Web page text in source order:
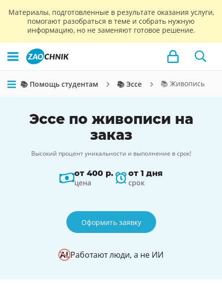
Материалы, подготовленные в результате оказания услуги,
помогают разобраться в теме и собрать нужную
информацию, но не заменяют готовое решение.
📚 Помощь студентам 📚 Эссе 📚 Живопись
Эссе по живописи на
заказ
Высокий процент уникальности и выполнение в срок!
от 400 р.
цена
от 1 дня
срок
Оформить заявку
Работают люди, а не ИИ